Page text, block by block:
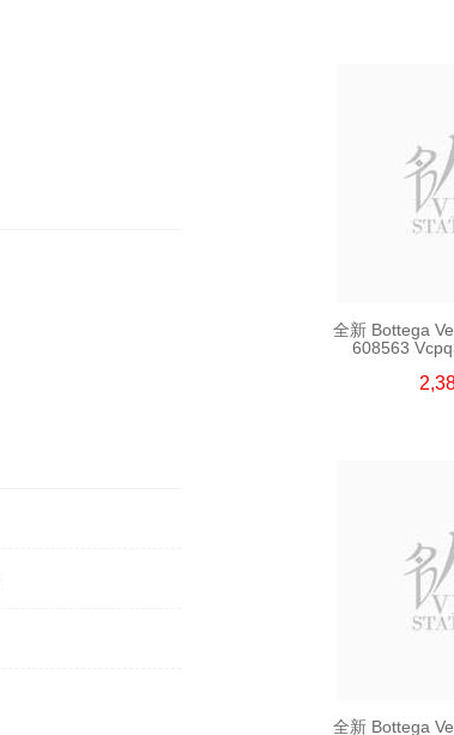
全新 Bottega
608563
全新 Bottega